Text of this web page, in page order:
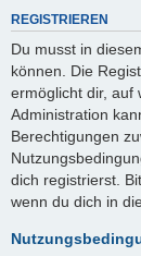
REGISTRIEREN
Du musst in
können. Die
ermöglicht dir, auf
Administration
Berechtigungen
dich registrierst.
wenn du dich in